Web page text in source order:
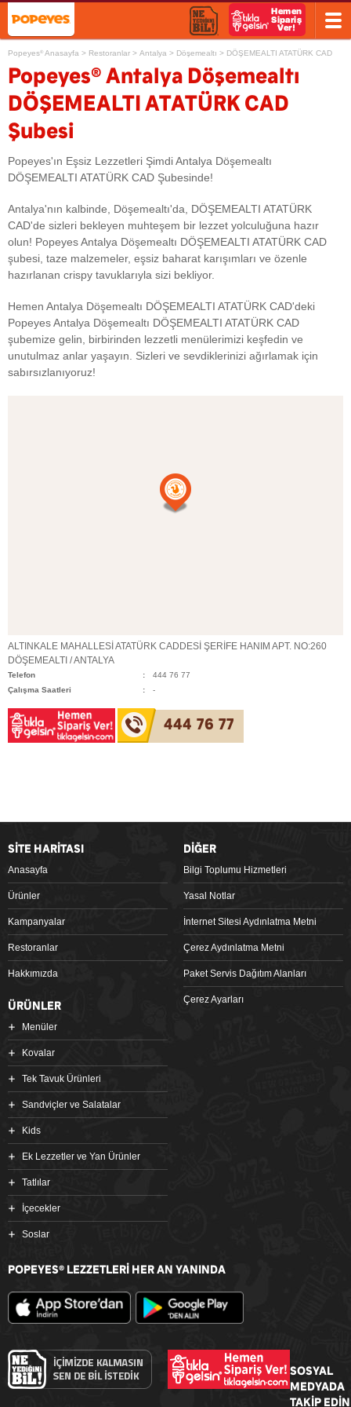
Popeyes® Anasayfa > Restoranlar > Antalya > Döşemealtı > DÖŞEMEALTI ATATÜRK CAD
Popeyes® Antalya Döşemealtı
DÖŞEMEALTI ATATÜRK CAD
Şubesi
Popeyes'ın Eşsiz Lezzetleri Şimdi Antalya Döşemealtı
DÖŞEMEALTI ATATÜRK CAD Şubesinde!
Antalya'nın kalbinde, Döşemealtı'da, DÖŞEMEALTI ATATÜRK
CAD'de sizleri bekleyen muhteşem bir lezzet yolculuğuna hazır
olun! Popeyes Antalya Döşemealtı DÖŞEMEALTI ATATÜRK CAD
şubesi, taze malzemeler, eşsiz baharat karışımları ve özenle
hazırlanan crispy tavuklarıyla sizi bekliyor.
Hemen Antalya Döşemealtı DÖŞEMEALTI ATATÜRK CAD'deki
Popeyes Antalya Döşemealtı DÖŞEMEALTI ATATÜRK CAD
şubemize gelin, birbirinden lezzetli menülerimizi keşfedin ve
unutulmaz anlar yaşayın. Sizleri ve sevdiklerinizi ağırlamak için
sabırsızlanıyoruz!
ALTINKALE MAHALLESİ ATATÜRK CADDESİ ŞERİFE HANIM APT. NO:260
DÖŞEMEALTI / ANTALYA
Telefon
444 76 77
Çalışma Saatleri
-
444 76 77
SİTE HARİTASI
Anasayfa
Ürünler
Kampanyalar
Restoranlar
Hakkımızda
DİĞER
Bilgi Toplumu Hizmetleri
Yasal Notlar
İnternet Sitesi Aydınlatma Metni
Çerez Aydınlatma Metni
Paket Servis Dağıtım Alanları
Çerez Ayarları
ÜRÜNLER
Menüler
Kovalar
Tek Tavuk Ürünleri
Sandviçler ve Salatalar
Kids
Ek Lezzetler ve Yan Ürünler
Tatlılar
İçecekler
Soslar
POPEYES® LEZZETLERİ HER AN YANINDA
SOSYAL
MEDYADA
TAKİP EDİN